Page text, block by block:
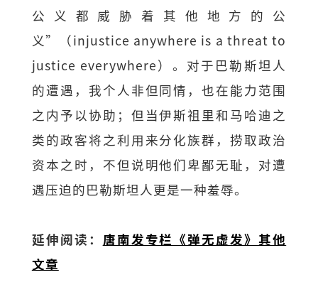
公义都威胁着其他地方的公
义”（injustice anywhere is a threat to
justice everywhere）。对于巴勒斯坦人
的遭遇，我个人非但同情，也在能力范围
之内予以协助；但当伊斯祖里和马哈迪之
类的政客将之利用来分化族群，捞取政治
资本之时，不但说明他们卑鄙无耻，对遭
遇压迫的巴勒斯坦人更是一种羞辱。
延伸阅读： 唐南发专栏《弹无虚发》其他
文章